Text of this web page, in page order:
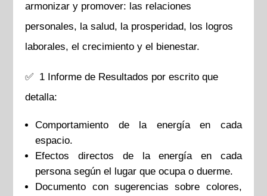
armonizar y promover: las relaciones
personales, la salud, la prosperidad, los logros
laborales, el crecimiento y el bienestar.
✅ 1 Informe de Resultados por escrito que
detalla:
Comportamiento de la energía en cada
espacio.
Efectos directos de la energía en cada
persona según el lugar que ocupa o duerme.
Documento con sugerencias sobre colores,